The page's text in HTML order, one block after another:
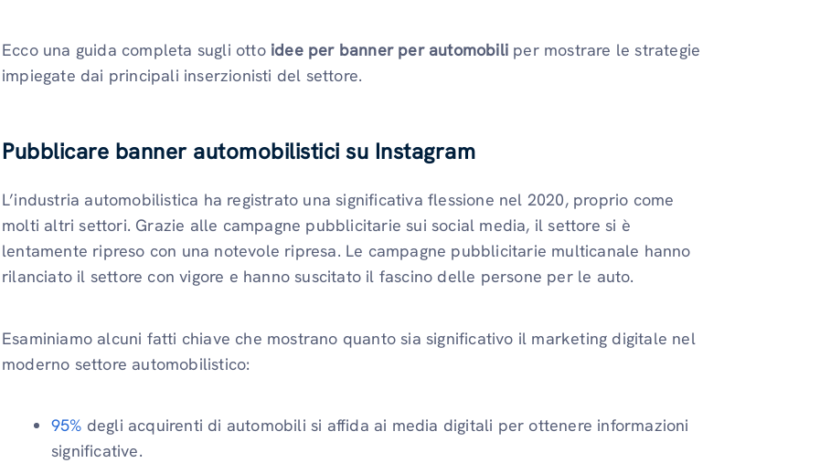
Ecco una guida completa sugli otto idee per banner per automobili per mostrare le strategie
impiegate dai principali inserzionisti del settore.
Pubblicare banner automobilistici su Instagram
L’industria automobilistica ha registrato una significativa flessione nel 2020, proprio come
molti altri settori. Grazie alle campagne pubblicitarie sui social media, il settore si è
lentamente ripreso con una notevole ripresa. Le campagne pubblicitarie multicanale hanno
rilanciato il settore con vigore e hanno suscitato il fascino delle persone per le auto.
Esaminiamo alcuni fatti chiave che mostrano quanto sia significativo il marketing digitale nel
moderno settore automobilistico:
95% degli acquirenti di automobili si affida ai media digitali per ottenere informazioni
significative.